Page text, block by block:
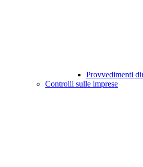
Provvedimenti
Controlli sulle imprese